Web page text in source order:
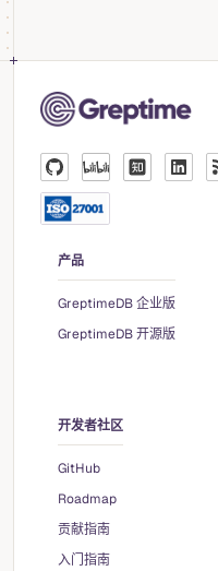
产品
GreptimeDB 企业版
GreptimeDB 开源版
开发者社区
GitHub
Roadmap
贡献指南
入门指南